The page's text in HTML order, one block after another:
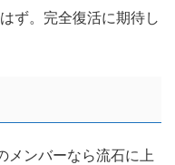
ず。完全復活に期待し
メンバーなら流石に上